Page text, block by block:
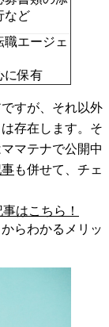
など
エージェ
に保有
すが、それ以外
存在します。そ
マテナで公開中
も併せて、チェ
はこちら！
らわかるメリッ